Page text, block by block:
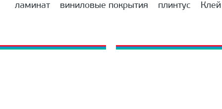
ламинат виниловые покрытия плинтус